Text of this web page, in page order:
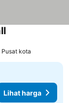
Lihat harga
Pusat kota
Lihat harga